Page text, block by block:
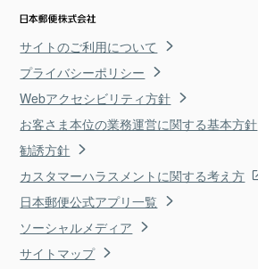
サイトのご利用について
プライバシーポリシー
Webアクセシビリティ方針
お客さま本位の業務運営に関する基本方針
勧誘方針
カスタマーハラスメントに関する考え方
日本郵便公式アプリ一覧
ソーシャルメディア
サイトマップ